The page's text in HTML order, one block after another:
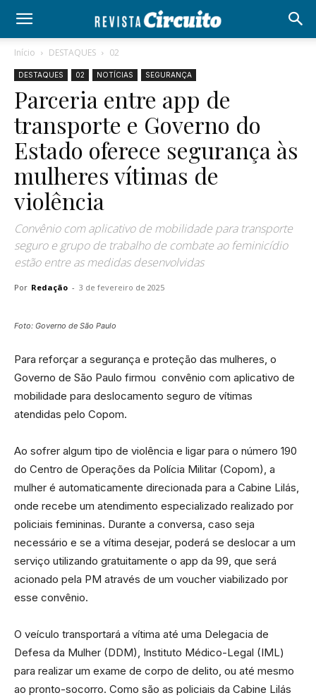
Início DESTAQUES 02
DESTAQUES 02 NOTÍCIAS SEGURANÇA
Parceria entre app de
transporte e Governo do
Estado oferece segurança às
mulheres vítimas de
violência
Convênio com aplicativo de mobilidade para transporte
seguro e grupo de trabalho de combate ao feminicídio
estão entre as medidas desenvolvidas
Por Redação - 3 de fevereiro de 2025
Foto: Governo de São Paulo
Para reforçar a segurança e proteção das mulheres, o
Governo de São Paulo firmou convênio com aplicativo de
mobilidade para deslocamento seguro de vítimas
atendidas pelo Copom.
Ao sofrer algum tipo de violência e ligar para o número 190
do Centro de Operações da Polícia Militar (Copom), a
mulher é automaticamente direcionada para a Cabine Lilás,
onde recebe um atendimento especializado realizado por
policiais femininas. Durante a conversa, caso seja
necessário e se a vítima desejar, poderá se deslocar a um
serviço utilizando gratuitamente o app da 99, que será
acionado pela PM através de um voucher viabilizado por
esse convênio.
O veículo transportará a vítima até uma Delegacia de
Defesa da Mulher (DDM), Instituto Médico-Legal (IML)
para realizar um exame de corpo de delito, ou até mesmo
ao pronto-socorro. Como são as policiais da Cabine Lilás